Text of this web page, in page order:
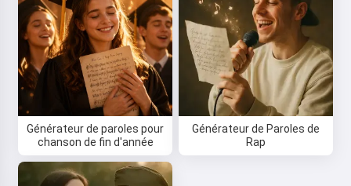
Générateur de paroles pour
chanson de fin d'année
Générateur de Paroles de
Rap